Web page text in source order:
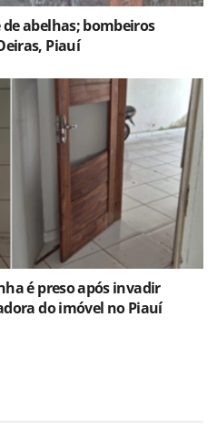
abelhas; bombeiros
Piauí
é preso após invadir
do imóvel no Piauí